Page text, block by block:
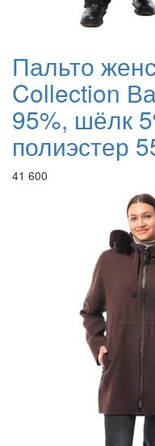
Пальто
Collection
95%, шёлк
полиэстер
41 600